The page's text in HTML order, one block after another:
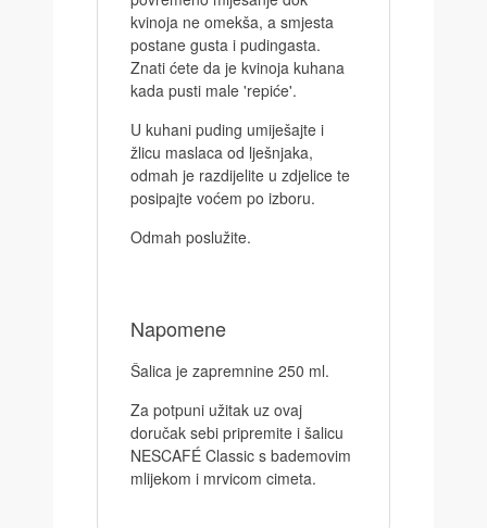
kvinoja ne omekša, a smjesta
postane gusta i pudingasta.
Znati ćete da je kvinoja kuhana
kada pusti male 'repiće'.
U kuhani puding umiješajte i
žlicu maslaca od lješnjaka,
odmah je razdijelite u zdjelice te
posipajte voćem po izboru.
Odmah poslužite.
Napomene
Šalica je zapremnine 250 ml.
Za potpuni užitak uz ovaj
doručak sebi pripremite i šalicu
NESCAFÉ Classic s bademovim
mlijekom i mrvicom cimeta.